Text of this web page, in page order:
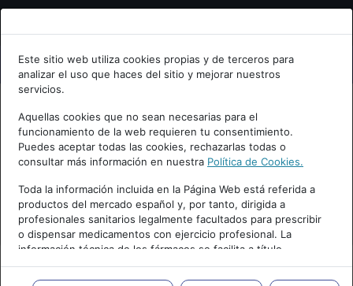
Bienvenid@ a psiquiatria.com
Escribe tu Email
Accede o regístrate con tu email.
Cancelar
Este sitio web utiliza cookies propias y de terceros para
analizar el uso que haces del sitio y mejorar nuestros
servicios.
Aquellas cookies que no sean necesarias para el
funcionamiento de la web requieren tu consentimiento.
Puedes aceptar todas las cookies, rechazarlas todas o
consultar más información en nuestra Política de Cookies.
Toda la información incluida en la Página Web está referida a
productos del mercado español y, por tanto, dirigida a
profesionales sanitarios legalmente facultados para prescribir
o dispensar medicamentos con ejercicio profesional. La
información técnica de los fármacos se facilita a título
meramente informativo, siendo responsabilidad de los
profesionales facultados prescribir medicamentos y decidir, en